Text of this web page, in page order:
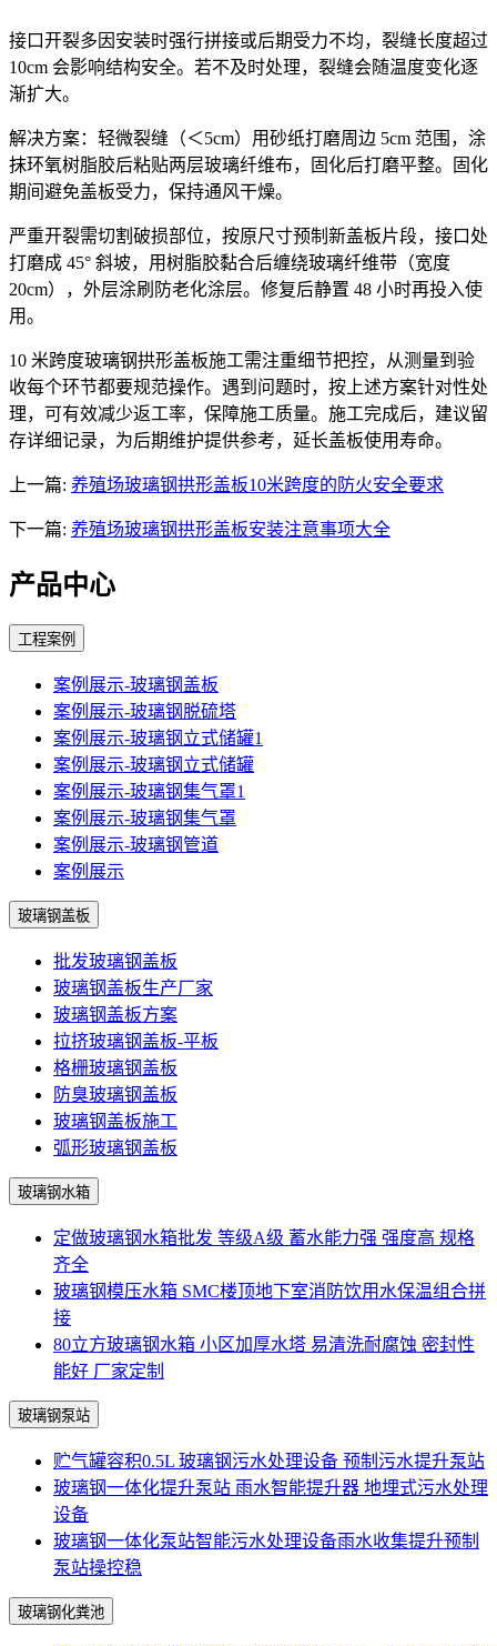
接口开裂多因安装时强行拼接或后期受力不均，裂缝长度超过
10cm 会影响结构安全。若不及时处理，裂缝会随温度变化逐
渐扩大。
解决方案：轻微裂缝（＜5cm）用砂纸打磨周边 5cm 范围，涂
抹环氧树脂胶后粘贴两层玻璃纤维布，固化后打磨平整。固化
期间避免盖板受力，保持通风干燥。
严重开裂需切割破损部位，按原尺寸预制新盖板片段，接口处
打磨成 45° 斜坡，用树脂胶黏合后缠绕玻璃纤维带（宽度
20cm），外层涂刷防老化涂层。修复后静置 48 小时再投入使
用。
10 米跨度玻璃钢拱形盖板施工需注重细节把控，从测量到验
收每个环节都要规范操作。遇到问题时，按上述方案针对性处
理，可有效减少返工率，保障施工质量。施工完成后，建议留
存详细记录，为后期维护提供参考，延长盖板使用寿命。
上一篇: 养殖场玻璃钢拱形盖板10米跨度的防火安全要求
下一篇: 养殖场玻璃钢拱形盖板安装注意事项大全
产品中心
工程案例
案例展示-玻璃钢盖板
案例展示-玻璃钢脱硫塔
案例展示-玻璃钢立式储罐1
案例展示-玻璃钢立式储罐
案例展示-玻璃钢集气罩1
案例展示-玻璃钢集气罩
案例展示-玻璃钢管道
案例展示
玻璃钢盖板
批发玻璃钢盖板
玻璃钢盖板生产厂家
玻璃钢盖板方案
拉挤玻璃钢盖板-平板
格栅玻璃钢盖板
防臭玻璃钢盖板
玻璃钢盖板施工
弧形玻璃钢盖板
玻璃钢水箱
定做玻璃钢水箱批发 等级A级 蓄水能力强 强度高 规格
齐全
玻璃钢模压水箱 SMC楼顶地下室消防饮用水保温组合拼
接
80立方玻璃钢水箱 小区加厚水塔 易清洗耐腐蚀 密封性
能好 厂家定制
玻璃钢泵站
贮气罐容积0.5L 玻璃钢污水处理设备 预制污水提升泵站
玻璃钢一体化提升泵站 雨水智能提升器 地埋式污水处理
设备
玻璃钢一体化泵站智能污水处理设备雨水收集提升预制
泵站操控稳
玻璃钢化粪池